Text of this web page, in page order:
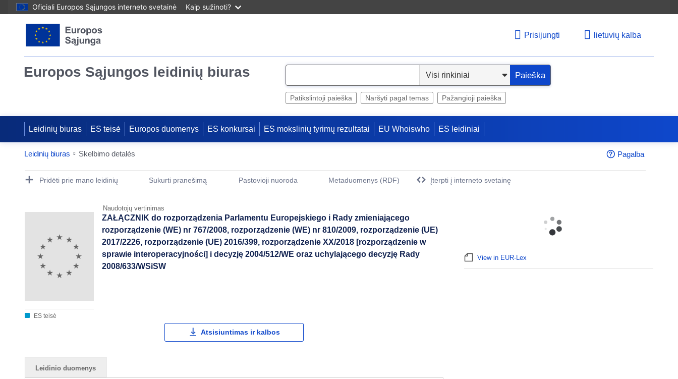
Oficiali Europos Sąjungos interneto svetainė Kaip sužinoti?
Prisijungti lietuvių kalba
Europos Sąjungos leidinių biuras
e
Paieška
Patikslintoji paieška Naršyti pagal temas Pažangioji paieška
Leidinių biuras ES teisė Europos duomenys ES konkursai ES mokslinių tyrimų rezultatai EU Whoiswho ES leidiniai
Leidinių biuras Skelbimo detalės Pagalba
Publication Detail Actions Portlet
Pridėti prie mano leidinių Sukurti pranešimą Pastovioji nuoroda
Metaduomenys (RDF)
Įterpti į interneto svetainę
Naudotojų vertinimas
ES teisė
ZAŁĄCZNIK do rozporządzenia Parlamentu Europejskiego i Rady zmieniającego
rozporządzenie (WE) nr 767/2008, rozporządzenie (WE) nr 810/2009, rozporządzenie (UE)
2017/2226, rozporządzenie (UE) 2016/399, rozporządzenie XX/2018 [rozporządzenie w
sprawie interoperacyjności] i decyzję 2004/512/WE oraz uchylającego decyzję Rady
2008/633/WSiSW
Atsisiuntimas ir kalbos
Leidinio duomenys
View in EUR-Lex